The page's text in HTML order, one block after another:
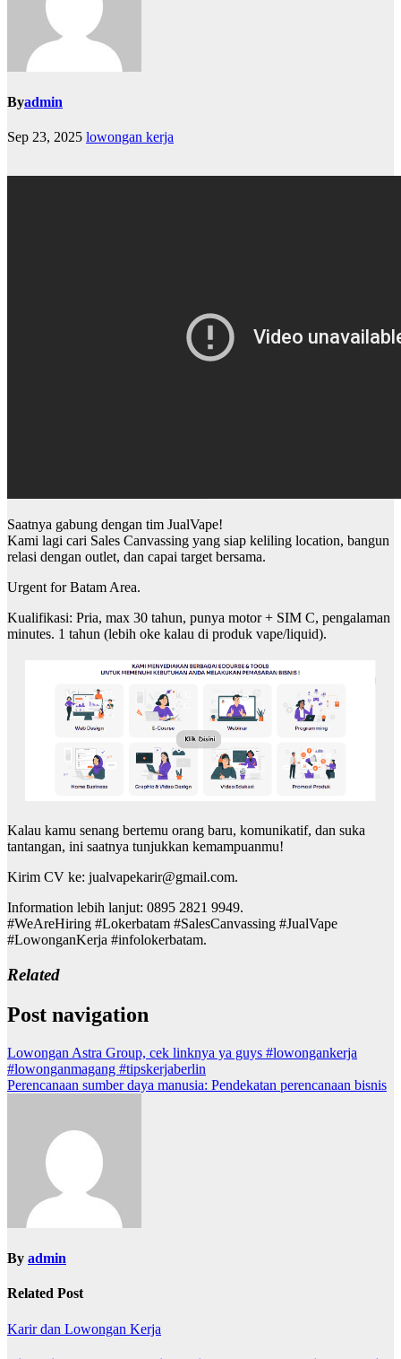
Byadmin
Sep 23, 2025 lowongan kerja
Saatnya gabung dengan tim JualVape!
Kami lagi cari Sales Canvassing yang siap keliling location, bangun
relasi dengan outlet, dan capai target bersama.
Urgent for Batam Area.
Kualifikasi: Pria, max 30 tahun, punya motor + SIM C, pengalaman
minutes. 1 tahun (lebih oke kalau di produk vape/liquid).
Kalau kamu senang bertemu orang baru, komunikatif, dan suka
tantangan, ini saatnya tunjukkan kemampuanmu!
Kirim CV ke: jualvapekarir@gmail.com.
Information lebih lanjut: 0895 2821 9949.
#WeAreHiring #Lokerbatam #SalesCanvassing #JualVape
#LowonganKerja #infolokerbatam.
Related
Post navigation
Lowongan Astra Group, cek linknya ya guys #lowongankerja
#lowonganmagang #tipskerjaberlin
Perencanaan sumber daya manusia: Pendekatan perencanaan bisnis
By admin
Related Post
Karir dan Lowongan Kerja